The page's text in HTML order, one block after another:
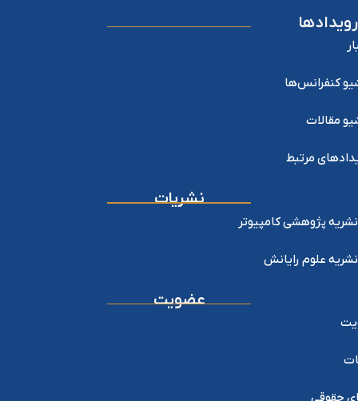
رویدادها
کنفرانس‌ها
مقالات
مرتبط
نشریات
نشریه پژوهشی کامپیوتر
نشریه علوم رایانش
عضویت